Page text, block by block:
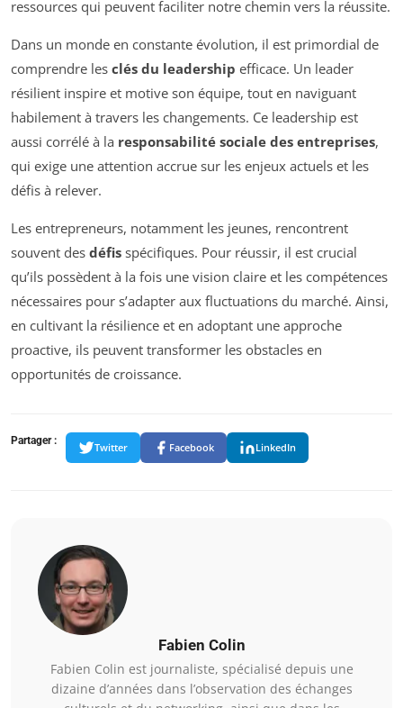
ressources qui peuvent faciliter notre chemin vers la réussite.
Dans un monde en constante évolution, il est primordial de
comprendre les clés du leadership efficace. Un leader
résilient inspire et motive son équipe, tout en naviguant
habilement à travers les changements. Ce leadership est
aussi corrélé à la responsabilité sociale des entreprises,
qui exige une attention accrue sur les enjeux actuels et les
défis à relever.
Les entrepreneurs, notamment les jeunes, rencontrent
souvent des défis spécifiques. Pour réussir, il est crucial
qu’ils possèdent à la fois une vision claire et les compétences
nécessaires pour s’adapter aux fluctuations du marché. Ainsi,
en cultivant la résilience et en adoptant une approche
proactive, ils peuvent transformer les obstacles en
opportunités de croissance.
Partager :
Twitter Facebook LinkedIn
Fabien Colin
Fabien Colin est journaliste, spécialisé depuis une
dizaine d’années dans l’observation des échanges